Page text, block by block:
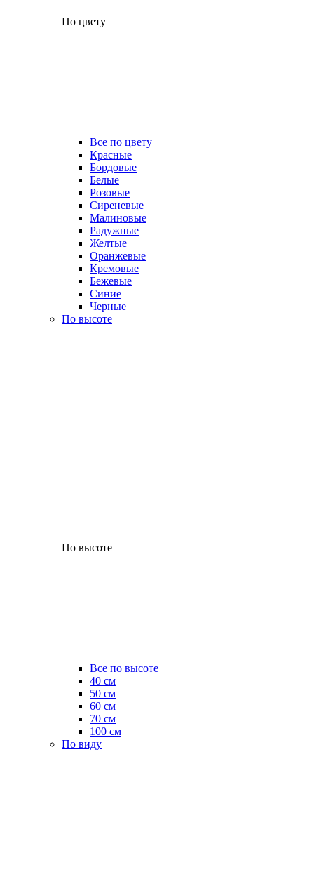
По цвету
Все по цвету
Красные
Бордовые
Белые
Розовые
Сиреневые
Малиновые
Радужные
Желтые
Оранжевые
Кремовые
Бежевые
Синие
Черные
По высоте
По высоте
Все по высоте
40 см
50 см
60 см
70 см
100 см
По виду